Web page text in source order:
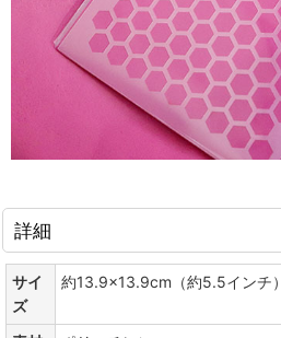
詳細
サイ
ズ
約13.9×13.9cm（約5.5インチ）